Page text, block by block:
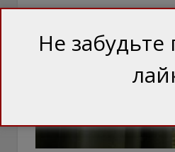
Не забудьте